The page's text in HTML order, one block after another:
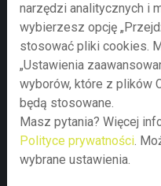
Przesyłając formularz
przetwarzanie swoich
zawartych przez
narzędzi analitycznych i
wybierzesz opcję
stosować pliki cookies.
„Ustawienia
wyborów, które z plików
będą stosowane.
Masz pytania? Więcej
Polityce prywatności.
wybrane ustawienia.